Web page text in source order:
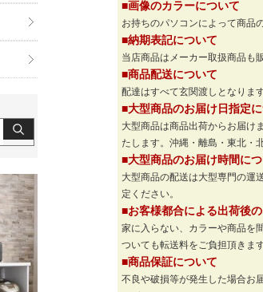
■画像のカラーについて
お持ちのパソコンによって商品
■納期表記について
当店商品はメーカー取扱商品も
■商品配送について
配達はすべて玄関渡しとなりま
■大型商品のお届け日指定
大型商品は商品出荷からお届け
たします。沖縄・離島・東北・
■大型商品のお届け時間に
大型商品の配送は大型専門の運
定ください。
■お客様都合による出荷後
家に入らない、カラーや商品を
ついても転送料をご負担頂きます
■商品保証について
不良や破損等が発生した場合お